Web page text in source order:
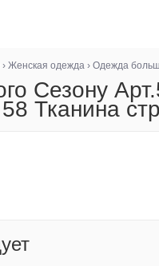
› Женская одежда › Одежда
Сезону
Тканина